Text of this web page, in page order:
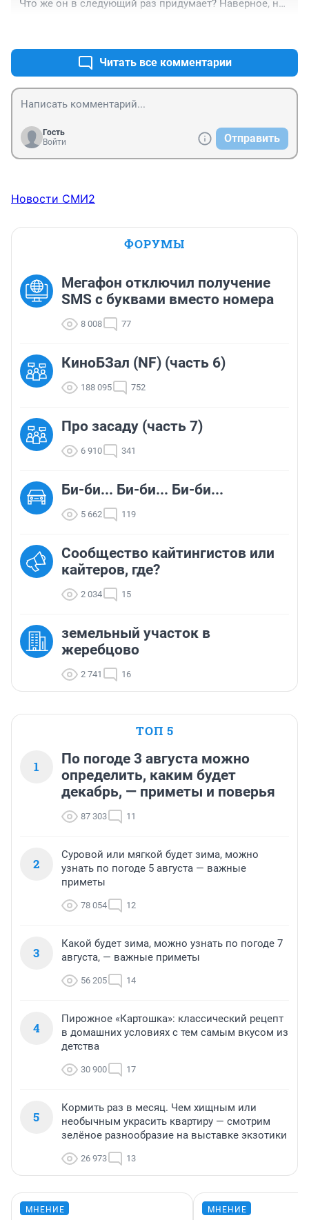
Что же он в следующий раз придумает? Наверное, на
Читать все комментарии
Гость
Войти
Отправить
Новости СМИ2
ФОРУМЫ
Мегафон отключил получение
SMS с буквами вместо номера
8 008 77
КиноБЗал (NF) (часть 6)
188 095 752
Про засаду (часть 7)
6 910 341
Би-би... Би-би... Би-би...
5 662 119
Сообщество кайтингистов или
кайтеров, где?
2 034 15
земельный участок в
жеребцово
2 741 16
ТОП 5
1
По погоде 3 августа можно
определить, каким будет
декабрь, — приметы и поверья
87 303 11
2
Суровой или мягкой будет зима, можно
узнать по погоде 5 августа — важные
приметы
78 054 12
3
Какой будет зима, можно узнать по погоде 7
августа, — важные приметы
56 205 14
4
Пирожное «Картошка»: классический рецепт
в домашних условиях с тем самым вкусом из
детства
30 900 17
5
Кормить раз в месяц. Чем хищным или
необычным украсить квартиру — смотрим
зелёное разнообразие на выставке экзотики
26 973 13
МНЕНИЕ МНЕНИЕ